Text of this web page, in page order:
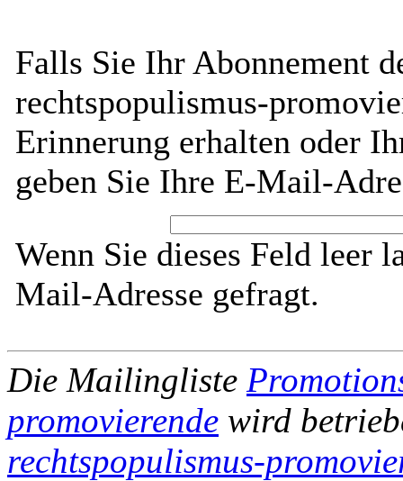
Falls Sie Ihr Abonnement
rechtspopulismus-
Erinnerung erhalten oder
geben Sie Ihre E-Mail-
Wenn Sie dieses Feld leer
Mail-Adresse gefragt.
Die Mailingliste
promovierende wird
rechtspopulismus-